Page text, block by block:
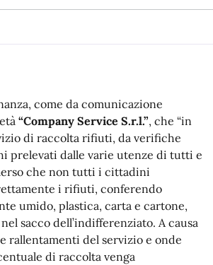
come da comunicazione
“Company Service S.r.l.”, che “in
di raccolta rifiuti, da verifiche
prelevati dalle varie utenze di tutti e
che non tutti i cittadini
i rifiuti, conferendo
umido, plastica, carta e cartone,
sacco dell’indifferenziato. A causa
rallentamenti del servizio e onde
di raccolta venga